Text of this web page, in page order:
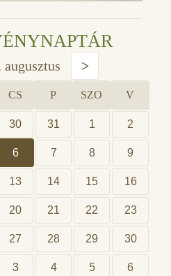
augusztus >
CS P SZO V
30 31 1 2
6 7 8 9
13 14 15 16
20 21 22 23
27 28 29 30
3 4 5 6